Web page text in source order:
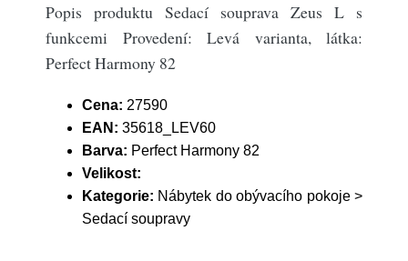
Popis produktu Sedací souprava Zeus L s
funkcemi Provedení: Levá varianta, látka:
Perfect Harmony 82
Cena: 27590
EAN: 35618_LEV60
Barva: Perfect Harmony 82
Velikost:
Kategorie: Nábytek do obývacího pokoje >
Sedací soupravy